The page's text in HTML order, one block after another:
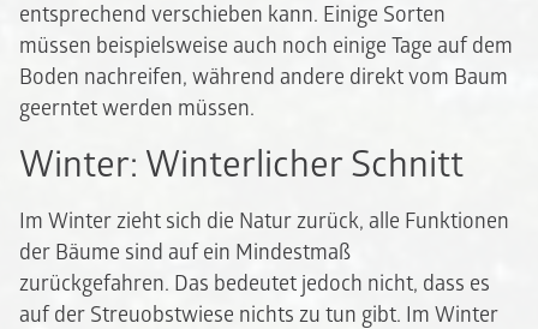
entsprechend verschieben kann. Einige Sorten
müssen beispielsweise auch noch einige Tage auf dem
Boden nachreifen, während andere direkt vom Baum
geerntet werden müssen.
Winter: Winterlicher Schnitt
Im Winter zieht sich die Natur zurück, alle Funktionen
der Bäume sind auf ein Mindestmaß
zurückgefahren. Das bedeutet jedoch nicht, dass es
auf der Streuobstwiese nichts zu tun gibt. Im Winter